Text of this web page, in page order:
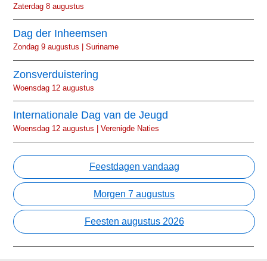
Zaterdag 8 augustus
Dag der Inheemsen
Zondag 9 augustus | Suriname
Zonsverduistering
Woensdag 12 augustus
Internationale Dag van de Jeugd
Woensdag 12 augustus | Verenigde Naties
Feestdagen vandaag
Morgen 7 augustus
Feesten augustus 2026